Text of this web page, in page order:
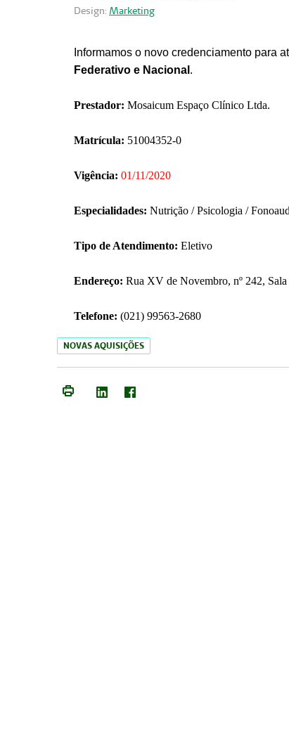
Design: Marketing
Informamos o novo credenciamento para
Federativo e Nacional .
Prestador: Mosaicum Espaço Clínico Ltda.
Matrícula: 51004352-0
Vigência: 01/11/2020
Especialidades: Nutrição / Psicologia /
Tipo de Atendimento: Eletivo
Endereço: Rua XV de Novembro, nº 242,
Telefone: (021) 99563-2680
NOVAS AQUISIÇÕES